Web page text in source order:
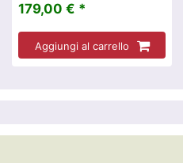
179,00 € *
Aggiungi al carrello